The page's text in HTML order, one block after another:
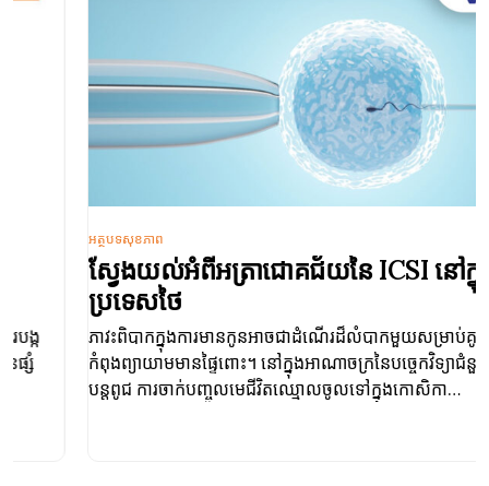
ស្វែងយល់អំពីអត្រាជោគជ័យនៃ ICSI នៅក្នុង
ប្រទេសថៃ
ភាវះពិបាកក្នុងការមានកូនអាចជាដំណើរដ៏លំបាកមួយសម្រាប់គូស្នេហ៍ដែល
កំពុងព្យាយាមមានផ្ទៃពោះ។ នៅក្នុងអាណាចក្រនៃបច្ចេកវិទ្យាជំនួយការ
បន្តពូជ ការចាក់បញ្ចូលមេជីវិតឈ្មោលចូលទៅក្នុងកោសិកា
អត្ថបទសុខភាព